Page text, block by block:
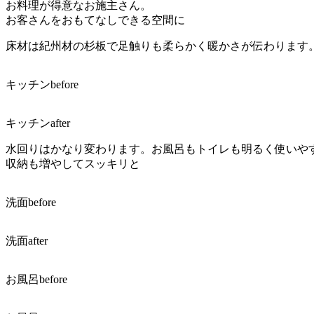
お料理が得意なお施主さん。
お客さんをおもてなしできる空間に
床材は紀州材の杉板で足触りも柔らかく暖かさが伝わります
キッチンbefore
キッチンafter
水回りはかなり変わります。お風呂もトイレも明るく使いや
収納も増やしてスッキリと
洗面before
洗面after
お風呂before